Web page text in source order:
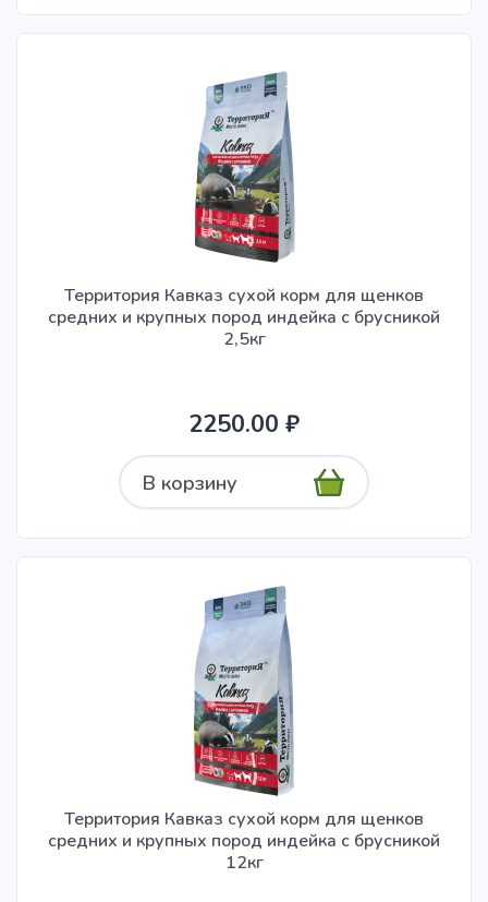
Территория Кавказ сухой корм для щенков
средних и крупных пород индейка с брусникой
2,5кг
2250.00 ₽
В корзину
Территория Кавказ сухой корм для щенков
средних и крупных пород индейка с брусникой
12кг